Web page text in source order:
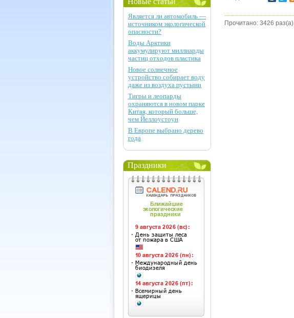
Прочитано: 3426 раз(а)
Является ли автомобиль —
источником экологической
опасности?
Воды Арктики
аккумулируют миллиарды
частиц отходов пластика
Новое солнечное
устройство собирает воду
даже из воздуха пустыни
Тигры и леопарды
охраняются в новом парке
Китая, который больше,
чем Йеллоустоун
В Европе выбрано дерево
года
Праздники